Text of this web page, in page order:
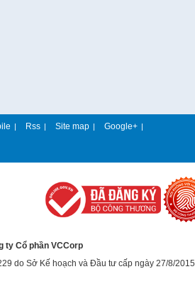
| Rss | Site map | Google+ |
ty Cổ phần VCCorp
do Sở Kế hoạch và Đầu tư cấp ngày 27/8/2015